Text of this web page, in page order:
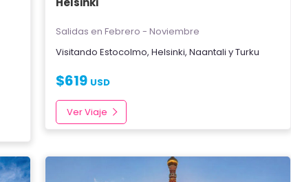
Salidas en Febrero - Noviembre
Visitando Estocolmo, Helsinki, Naantali yTurku
$619 USD
Ver Viaje